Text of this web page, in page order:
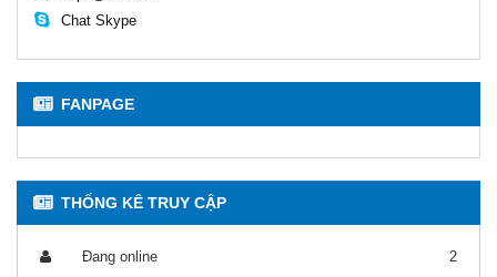
Chat Skype
FANPAGE
THỐNG KÊ TRUY CẬP
Đang online
2